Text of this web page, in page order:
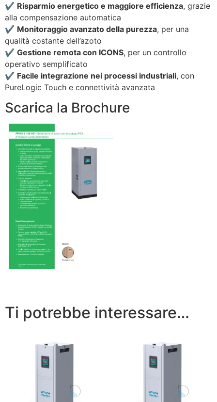
✔️ Risparmio energetico e maggiore efficienza, grazie
alla compensazione automatica
✔️ Monitoraggio avanzato della purezza, per una
qualità costante dell’azoto
✔️ Gestione remota con ICONS, per un controllo
operativo semplificato
✔️ Facile integrazione nei processi industriali, con
PureLogic Touch e connettività avanzata
Scarica la Brochure
Ti potrebbe interessare…